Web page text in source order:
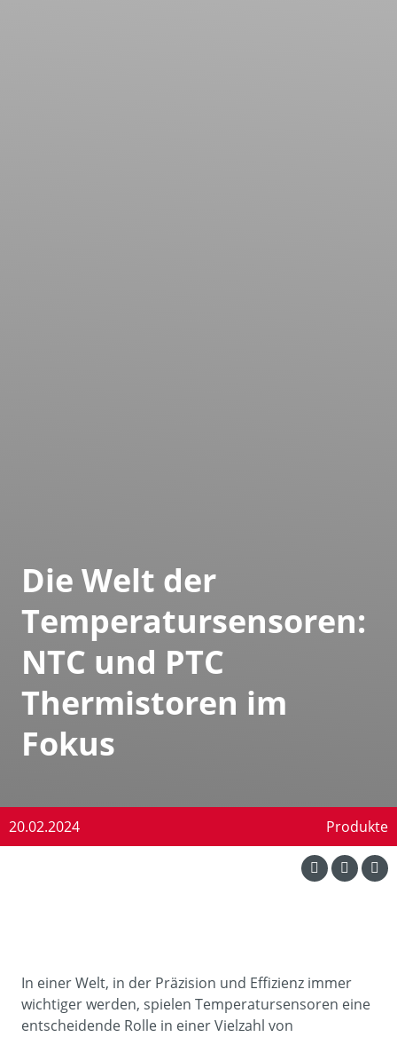
Die Welt der
Temperatursensoren:
NTC und PTC
Thermistoren im
Fokus
20.02.2024 Produkte
In einer Welt, in der Präzision und Effizienz immer
wichtiger werden, spielen Temperatursensoren eine
entscheidende Rolle in einer Vielzahl von